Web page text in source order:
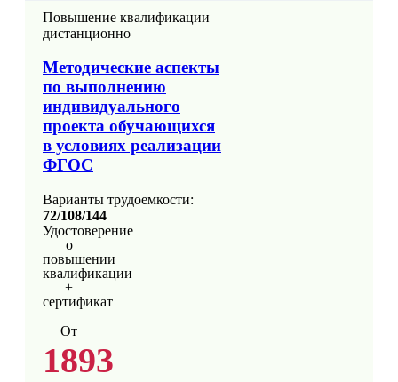
Повышение квалификации
дистанционно
Методические аспекты
по выполнению
индивидуального
проекта обучающихся
в условиях реализации
ФГОС
Варианты трудоемкости:
72/108/144
Удостоверение
о
повышении
квалификации
+
сертификат
От
1893